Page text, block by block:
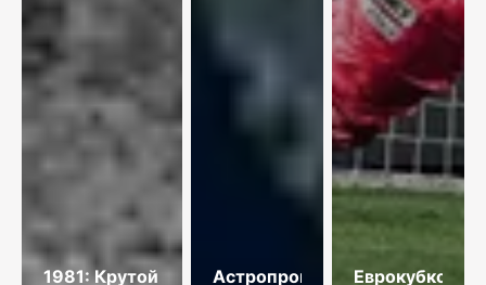
1981: Крутой Астропрогноз Еврокубковая